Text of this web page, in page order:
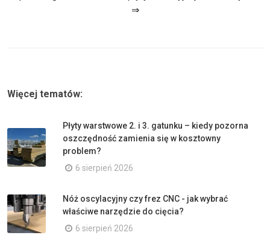
⇒
Więcej tematów:
Płyty warstwowe 2. i 3. gatunku – kiedy pozorna
oszczędność zamienia się w kosztowny
problem?
6 sierpień 2026
Nóż oscylacyjny czy frez CNC - jak wybrać
właściwe narzędzie do cięcia?
6 sierpień 2026